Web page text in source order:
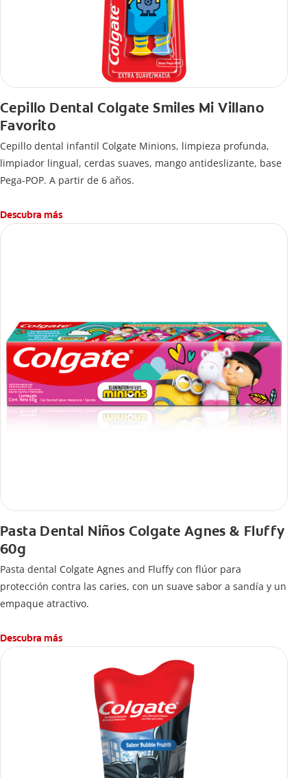
Cepillo Dental Colgate Smiles Mi Villano
Favorito
Cepillo dental infantil Colgate Minions, limpieza profunda,
limpiador lingual, cerdas suaves, mango antideslizante, base
Pega-POP. A partir de 6 años.
Descubra más
Pasta Dental Niños Colgate Agnes & Fluffy
60g
Pasta dental Colgate Agnes and Fluffy con flúor para
protección contra las caries, con un suave sabor a sandía y un
empaque atractivo.
Descubra más